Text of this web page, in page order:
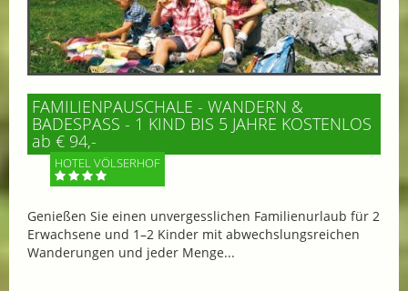
FAMILIENPAUSCHALE - WANDERN &
BADESPASS - 1 KIND BIS 5 JAHRE KOSTENLOS
ab € 94,-
HOTEL VÖLSERHOF
Genießen Sie einen unvergesslichen Familienurlaub für 2
Erwachsene und 1–2 Kinder mit abwechslungsreichen
Wanderungen und jeder Menge...